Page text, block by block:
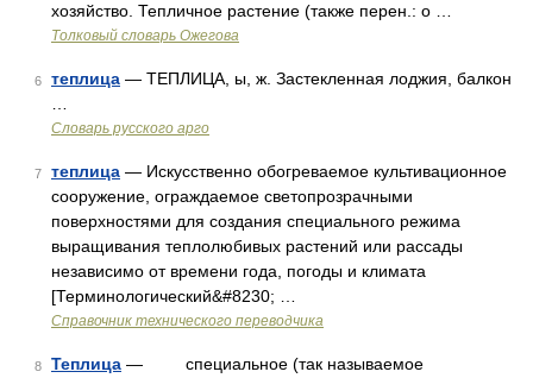
хозяйство. Тепличное растение (также перен.: о …
Толковый словарь Ожегова
6 теплица — ТЕПЛИЦА, ы, ж. Застекленная лоджия, балкон
Словарь русского арго
7 теплица — Искусственно обогреваемое культивационное
сооружение, ограждаемое светопрозрачными
поверхностями для создания специального режима
выращивания теплолюбивых растений или рассады
независимо от времени года, погоды и климата
[Терминологический&#8230; …
Справочник технического переводчика
8 Теплица — специальное (так называемое